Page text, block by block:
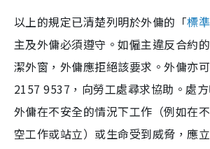
以上的規定已清楚列明於外傭的「標
主及外傭必須遵守。如僱主違反合約
潔外窗，外傭應拒絕該要求。外傭亦
2157 9537，向勞工處尋求協助。處
外傭在不安全的情況下工作（例如在
空工作或站立）或生命受到威脅，應